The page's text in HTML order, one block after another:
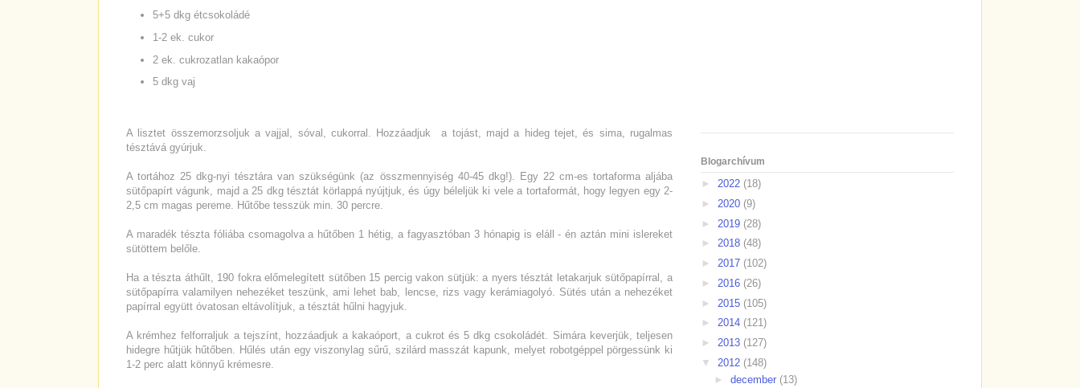
5+5 dkg étcsokoládé
1-2 ek. cukor
2 ek. cukrozatlan kakaópor
5 dkg vaj
A lisztet összemorzsoljuk a vajjal, sóval, cukorral. Hozzáadjuk a tojást, majd a hideg tejet, és sima, rugalmas
tésztává gyúrjuk.
A tortához 25 dkg-nyi tésztára van szükségünk (az összmennyiség 40-45 dkg!). Egy 22 cm-es tortaforma aljába
sütőpapírt vágunk, majd a 25 dkg tésztát körlappá nyújtjuk, és úgy béleljük ki vele a tortaformát, hogy legyen egy 2-
2,5 cm magas pereme. Hűtőbe tesszük min. 30 percre.
A maradék tészta fóliába csomagolva a hűtőben 1 hétig, a fagyasztóban 3 hónapig is eláll - én aztán mini islereket
sütöttem belőle.
Ha a tészta áthűlt, 190 fokra előmelegített sütőben 15 percig vakon sütjük: a nyers tésztát letakarjuk sütőpapírral, a
sütőpapírra valamilyen nehezéket teszünk, ami lehet bab, lencse, rizs vagy kerámiagolyó. Sütés után a nehezéket
papírral együtt óvatosan eltávolítjuk, a tésztát hűlni hagyjuk.
A krémhez felforraljuk a tejszínt, hozzáadjuk a kakaóport, a cukrot és 5 dkg csokoládét. Simára keverjük, teljesen
hidegre hűtjük hűtőben. Hűlés után egy viszonylag sűrű, szilárd masszát kapunk, melyet robotgéppel pörgessünk ki
1-2 perc alatt könnyű krémesre.
Blogarchívum
► 2022 (18)
► 2020 (9)
► 2019 (28)
► 2018 (48)
► 2017 (102)
► 2016 (26)
► 2015 (105)
► 2014 (121)
► 2013 (127)
▼ 2012 (148)
► december (13)